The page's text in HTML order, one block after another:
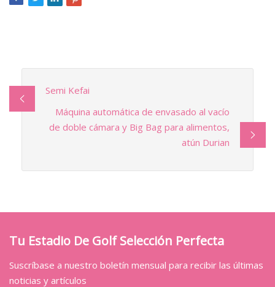
Semi Kefai
Máquina automática de envasado al vacío
de doble cámara y Big Bag para alimentos,
atún Durian
Tu Estadio De Golf Selección Perfecta
Suscríbase a nuestro boletín mensual para recibir las últimas
noticias y artículos